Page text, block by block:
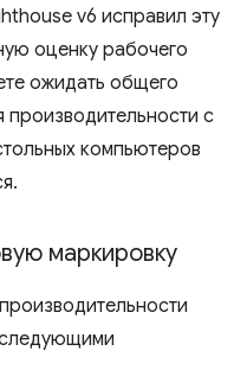
v6 исправил эту
оценку рабочего
ожидать общего
производительности с
компьютеров
маркировку